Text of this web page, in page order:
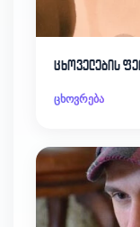
ცხოველების
ცხოვრება